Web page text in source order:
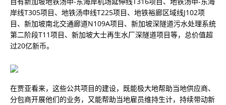
岸线T305项目、地铁汤申线T225项目、地铁裕廊区域线J102项
目、新加坡南北交通廊道N109A项目、新加坡深隧道污水处理系统
第二阶段T11项目、新加坡大士再生水厂深隧道项目等，总价值超
过20亿新币。
在贾亚看来，这些公共项目的建设，既能极大地帮助当地供应商、
分包商开展他们的业务，又能帮助当地雇员维持生计，持续带动新